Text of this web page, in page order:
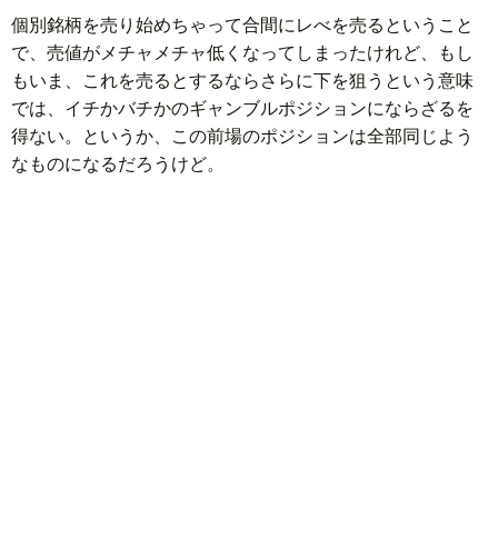
個別銘柄を売り始めちゃって合間にレべを売るということ
で、売値がメチャメチャ低くなってしまったけれど、もし
もいま、これを売るとするならさらに下を狙うという意味
では、イチかバチかのギャンブルポジションにならざるを
得ない。というか、この前場のポジションは全部同じよう
なものになるだろうけど。